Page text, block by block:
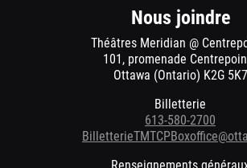
Nous joindre
Théâtres Meridian @
101, promenade
Ottawa (Ontario) K2G 5K7
Billetterie
613-580-2700
Renseignements